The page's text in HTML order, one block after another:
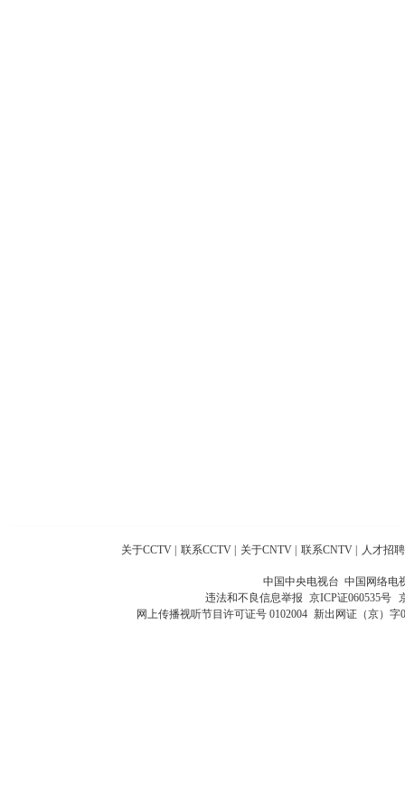
关于CCTV 联系CCTV 关于CNTV 联系CNTV 人才招聘
中国中央电视台 中国网络电
违法和不良信息举报 京ICP证060535号
网上传播视听节目许可证号 0102004 新出网证（京）